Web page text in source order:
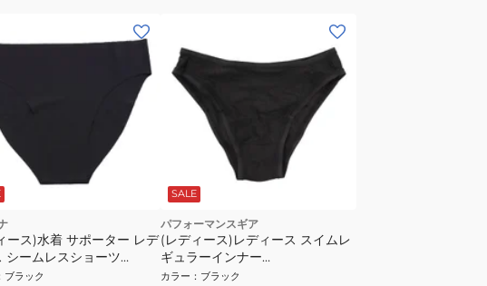
ース)水着 サポーター レデ
シームレスショーツ
BKBK
ブラック
SALE
パフォーマンスギア
(レディース)レディース スイムレ
ギュラーインナー
840PG0FM1048BLK
カラー ： ブラック